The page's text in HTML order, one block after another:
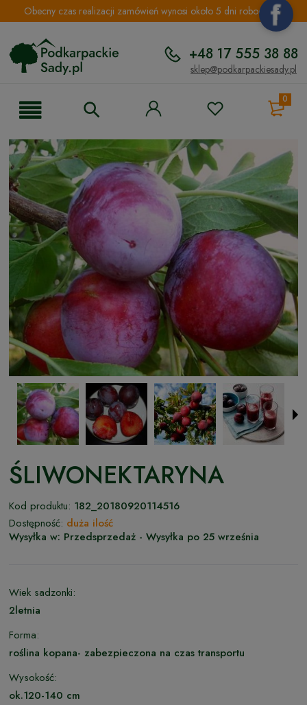
Obecny czas realizacji zamówień wynosi około 5 dni roboczych.
+48 17 555 38 88
sklep@podkarpackiesady.pl
0
ŚLIWONEKTARYNA
Kod produktu: 182_20180920114516
Dostępność: duża ilość
Wysyłka w: Przedsprzedaż - Wysyłka po 25 września
Wiek sadzonki:
2letnia
Forma:
roślina kopana- zabezpieczona na czas transportu
Wysokość:
ok.120-140 cm